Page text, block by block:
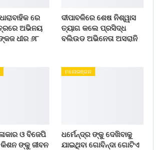
ରେ
ଅଭିନୟ
ଧୀର ୬୮
ଦୀପାବଳିରେ ଶେଷ ନିଶ୍ୱାସ
ତ୍ୟାଗ କଲେ ପ୍ରସିଦ୍ଧ
ବଲିଉଡ ଅଭିନେତା ଅସରାନି
ଓ ବିଜେପି
କିଶନ ଙ୍କୁ ଜୀବନ
ମନୋରଞ୍ଜନ
ଧର୍ମେନ୍ଦ୍ର ଙ୍କୁ ଦେଖିବାକୁ
ଯାଇଥିବା ଗୋବିନ୍ଦା ଗୋଟିଏ